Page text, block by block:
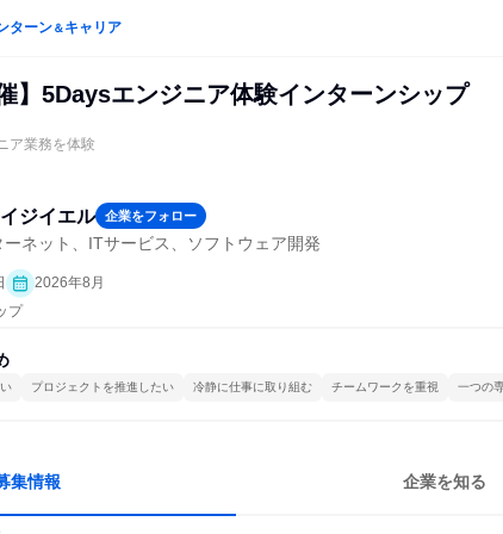
ターン＆キャリア
】5Daysエンジニア体験インターンシップ
ア業務を体験
ジイエル 企業をフォロー
ネット、ITサービス、ソフトウェア開発
2026年8月
プ
プロジェクトを推進したい 冷静に仕事に取り組む チームワークを重視 一つの
集情報 企業を知る